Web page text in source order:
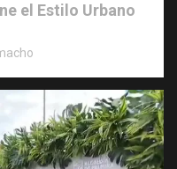
el Estilo Urbano